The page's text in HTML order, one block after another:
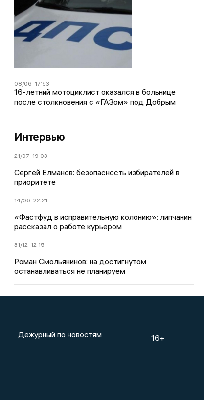
08/06 17:53
16-летний мотоциклист оказался в больнице
после столкновения с «ГАЗом» под Добрым
Интервью
21/07 19:03
Сергей Елманов: безопасность избирателей в
приоритете
14/06 22:21
«Фастфуд в исправительную колонию»: липчанин
рассказал о работе курьером
31/12 12:15
Роман Смольянинов: на достигнутом
останавливаться не планируем
Дежурный по новостям 16+